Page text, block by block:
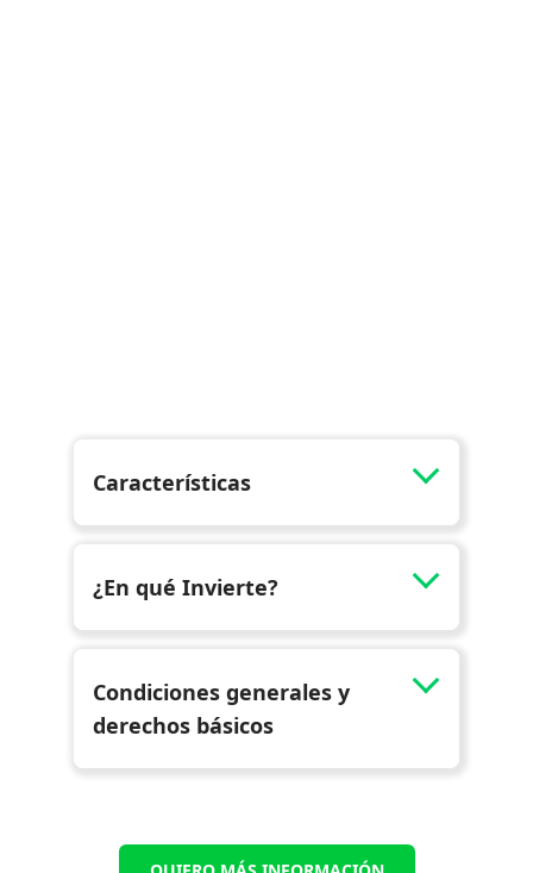
Características
¿En qué Invierte?
Condiciones generales y
derechos básicos